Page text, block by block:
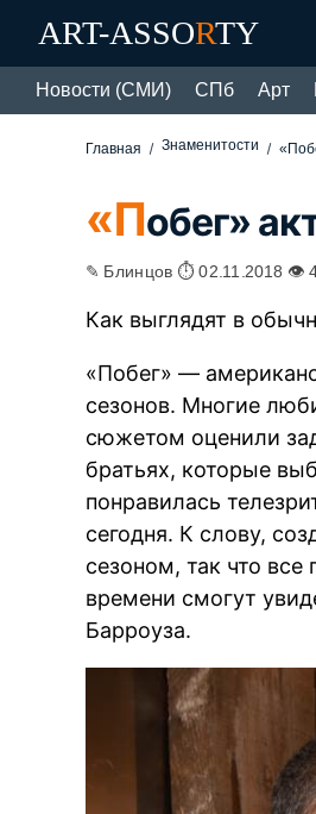
ART-ASSORTY
Новости (СМИ) СПб Арт
Главная Знаменитости
«Побег»
✎ Блинцов ⏱ 02.11.2018 👁
Как выглядят в
«Побег» —
сезонов. Многие
сюжетом оценили
братьях, которые
понравилась
сегодня. К слову,
сезоном, так что
времени смогут
Барроуза.